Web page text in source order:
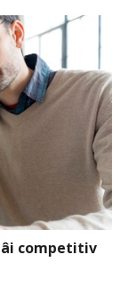
competitiv